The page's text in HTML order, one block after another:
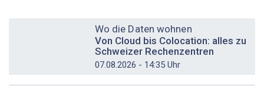
Wo die Daten wohnen
Von Cloud bis Colocation: alles zu
Schweizer Rechenzentren
07.08.2026 - 14:35 Uhr